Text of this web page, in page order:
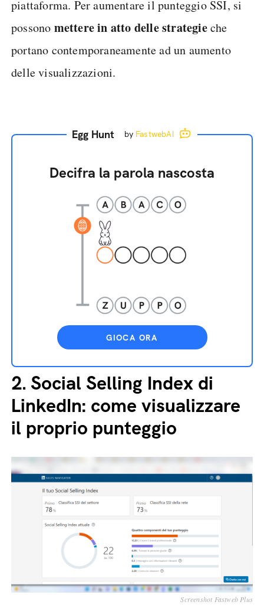
piattaforma. Per aumentare il punteggio SSI, si
possono mettere in atto delle strategieche
portano contemporaneamente ad un aumento
delle visualizzazioni.
Egg Hunt by FastwebAI
Decifra la parola nascosta
GIOCA ORA
2. Social Selling Index di
LinkedIn: come visualizzare
il proprio punteggio
Screenshot Fastweb Plus